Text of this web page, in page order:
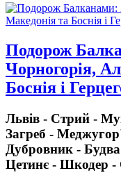
Подорож
Чорногорія,
Боснія і
Львів - Стрий -
Загреб -
Дубровник -
Цетинє - Шкодер -